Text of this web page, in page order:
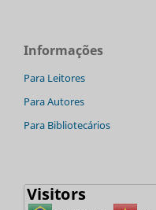
Informações
Para Leitores
Para Autores
Para Bibliotecários